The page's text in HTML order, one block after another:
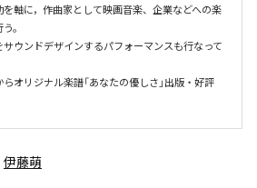
を軸に，作曲家として映画音楽、企業などへの楽
。
ウンドデザインするパフォーマンスも行なって
オリジナル楽譜「あなたの優しさ」出版・好評
伊藤萌